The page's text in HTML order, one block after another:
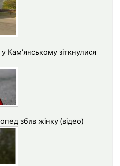
Кам’янському зіткнулися
збив жінку (відео)